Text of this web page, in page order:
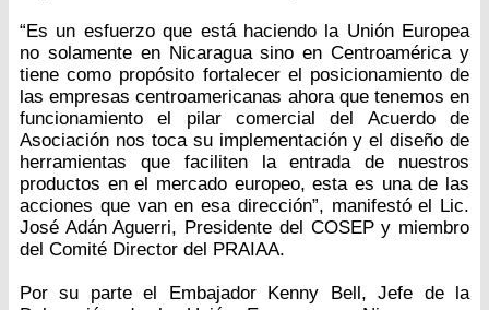
“Es un esfuerzo que está haciendo la Unión Europea
no solamente en Nicaragua sino en Centroamérica y
tiene como propósito fortalecer el posicionamiento de
las empresas centroamericanas ahora que tenemos en
funcionamiento el pilar comercial del Acuerdo de
Asociación nos toca su implementación y el diseño de
herramientas que faciliten la entrada de nuestros
productos en el mercado europeo, esta es una de las
acciones que van en esa dirección”, manifestó el Lic.
José Adán Aguerri, Presidente del COSEP y miembro
del Comité Director del PRAIAA.
Por su parte el Embajador Kenny Bell, Jefe de la